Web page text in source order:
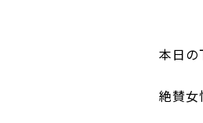
本日
絶賛女